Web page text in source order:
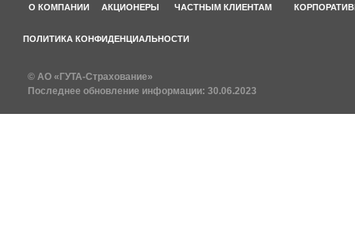
О КОМПАНИИ АКЦИОНЕРЫ ЧАСТНЫМ КЛИЕНТАМ
ПОЛИТИКА КОНФИДЕНЦИАЛЬНОСТИ
© АО «ГУТА-Страхование»
Последнее обновление информации: 30.06.2023